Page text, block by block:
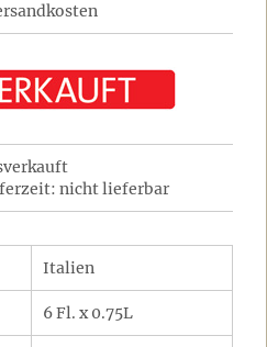
nicht lieferbar
Italien
6 Fl. x 0.75L